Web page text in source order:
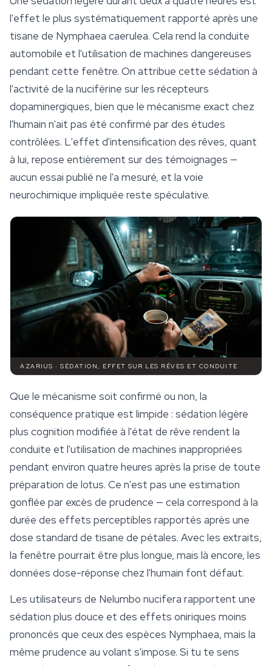
l'effet le plus systématiquement rapporté après une
tisane de Nymphaea caerulea. Cela rend la conduite
automobile et l'utilisation de machines dangereuses
pendant cette fenêtre. On attribue cette sédation à
l'activité de la nuciférine sur les récepteurs
dopaminergiques, bien que le mécanisme exact chez
l'humain n'ait pas été confirmé par des études
contrôlées. L'effet d'intensification des rêves, quant
à lui, repose entièrement sur des témoignages —
aucun essai publié ne l'a mesuré, et la voie
neurochimique impliquée reste spéculative.
AZARIUS · SÉDATION, EFFET SUR LES RÊVES ET CONDUITE
Que le mécanisme soit confirmé ou non, la
conséquence pratique est limpide : sédation légère
plus cognition modifiée à l'état de rêve rendent la
conduite et l'utilisation de machines inappropriées
pendant environ quatre heures après la prise de toute
préparation de lotus. Ce n'est pas une estimation
gonflée par excès de prudence — cela correspond à la
durée des effets perceptibles rapportés après une
dose standard de tisane de pétales. Avec les extraits,
la fenêtre pourrait être plus longue, mais là encore, les
données dose-réponse chez l'humain font défaut.
Les utilisateurs de Nelumbo nucifera rapportent une
sédation plus douce et des effets oniriques moins
prononcés que ceux des espèces Nymphaea, mais la
même prudence au volant s'impose. Si tu te sens